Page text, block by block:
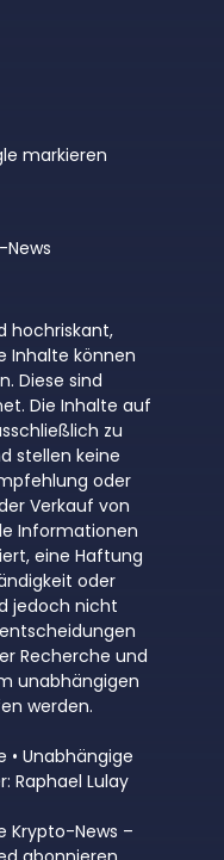
markieren
hochriskant,
Inhalte können
Diese sind
Die Inhalte auf
zu
stellen keine
oder
Verkauf von
Informationen
eine Haftung
oder
jedoch nicht
Recherche und
unabhängigen
werden.
• Unabhängige
Raphael Lulay
Krypto-News –